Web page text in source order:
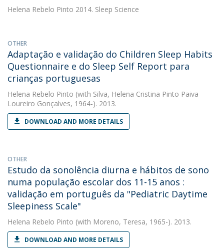
Helena Rebelo Pinto 2014. Sleep Science
OTHER
Adaptação e validação do Children Sleep Habits
Questionnaire e do Sleep Self Report para
crianças portuguesas
Helena Rebelo Pinto (with Silva, Helena Cristina Pinto Paiva
Loureiro Gonçalves, 1964-). 2013.
DOWNLOAD AND MORE DETAILS
OTHER
Estudo da sonolência diurna e hábitos de sono
numa população escolar dos 11-15 anos :
validação em português da "Pediatric Daytime
Sleepiness Scale"
Helena Rebelo Pinto (with Moreno, Teresa, 1965-). 2013.
DOWNLOAD AND MORE DETAILS